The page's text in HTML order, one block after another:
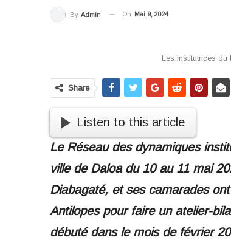
By Admin On Mai 9, 2024
Les institutrices
Share
Listen to this article
Le Réseau des dynamiques
ville de Daloa du 10 au 11 mai
Diabagaté, et ses camarades
Antilopes pour faire un atelier-
débuté dans le mois de février